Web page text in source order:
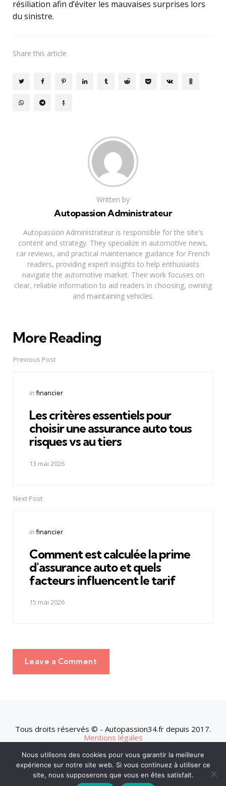
résiliation afin d’éviter les mauvaises surprises lors
du sinistre.
Share this article
Written by
Autopassion Administrateur
Autopassion Administrateur is responsible for the site's
content and strategy. They specialize in automotive news,
car reviews, and practical maintenance guidance for French
readers, providing expert insights to help enthusiasts
navigate the automotive market. Their work focuses on
clear, reliable information to aid readers in choosing, owning
and maintaining vehicles.
More Reading
Post
navigation
Previous Post
Posted
infinancier
Les critères essentiels pour
choisir une assurance auto tous
risques vs au tiers
13 mai 2026
Next Post
Posted
infinancier
Comment est calculée la prime
d'assurance auto et quels
facteurs influencent le tarif
15 mai 2026
Leave a Comment
Tous droits réservés © - Autopassion34.fr depuis 2017.
Mentions légales
Nous utilisons des cookies pour vous garantir la meilleure
expérience sur notre site web. Si vous continuez à utiliser ce
site, nous supposerons que vous en êtes satisfait.